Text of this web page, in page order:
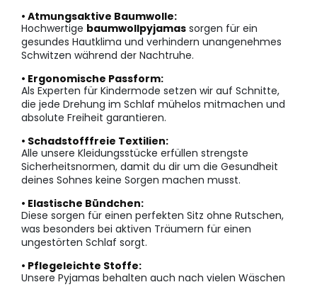
• Atmungsaktive Baumwolle:
Hochwertige baumwollpyjamas sorgen für ein
gesundes Hautklima und verhindern unangenehmes
Schwitzen während der Nachtruhe.
• Ergonomische Passform:
Als Experten für Kindermode setzen wir auf Schnitte,
die jede Drehung im Schlaf mühelos mitmachen und
absolute Freiheit garantieren.
• Schadstofffreie Textilien:
Alle unsere Kleidungsstücke erfüllen strengste
Sicherheitsnormen, damit du dir um die Gesundheit
deines Sohnes keine Sorgen machen musst.
• Elastische Bündchen:
Diese sorgen für einen perfekten Sitz ohne Rutschen,
was besonders bei aktiven Träumern für einen
ungestörten Schlaf sorgt.
• Pflegeleichte Stoffe:
Unsere Pyjamas behalten auch nach vielen Wäschen